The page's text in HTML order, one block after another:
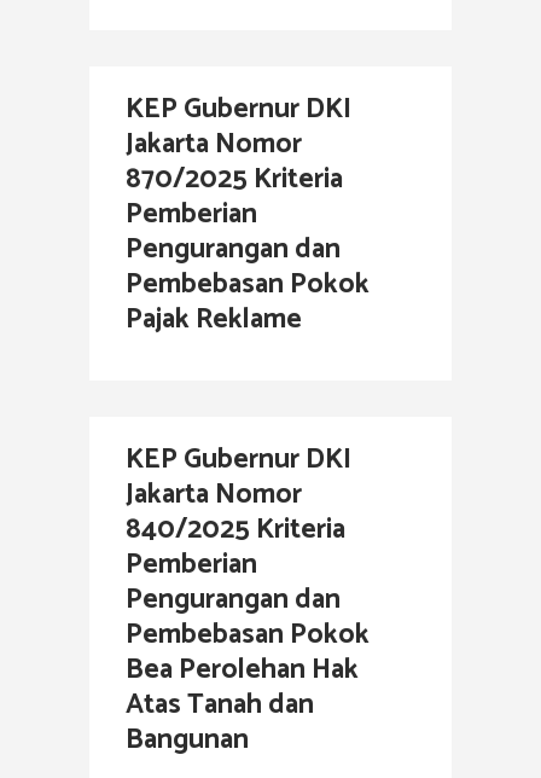
KEP Gubernur DKI
Jakarta Nomor
870/2025 Kriteria
Pemberian
Pengurangan dan
Pembebasan Pokok
Pajak Reklame
KEP Gubernur DKI
Jakarta Nomor
840/2025 Kriteria
Pemberian
Pengurangan dan
Pembebasan Pokok
Bea Perolehan Hak
Atas Tanah dan
Bangunan